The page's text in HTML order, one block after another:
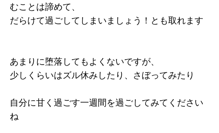
むことは諦めて、
だらけて過ごしてしまいましょう！とも取れます
あまりに堕落してもよくないですが、
少しくらいはズル休みしたり、さぼってみたり
自分に甘く過ごす一週間を過ごしてみてください
ね